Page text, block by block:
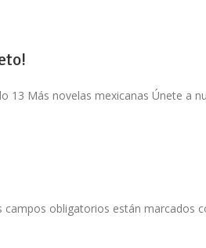
13 Más novelas mexicanas Únete a
campos obligatorios están marcados